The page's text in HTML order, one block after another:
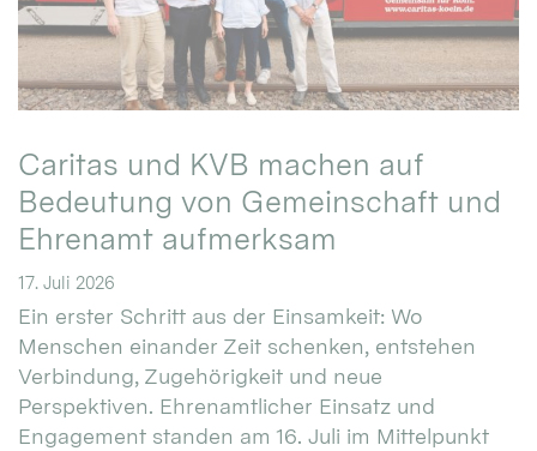
Caritas und KVB machen auf
Bedeutung von Gemeinschaft und
Ehrenamt aufmerksam
17. Juli 2026
Ein erster Schritt aus der Einsamkeit: Wo
Menschen einander Zeit schenken, entstehen
Verbindung, Zugehörigkeit und neue
Perspektiven. Ehrenamtlicher Einsatz und
Engagement standen am 16. Juli im Mittelpunkt